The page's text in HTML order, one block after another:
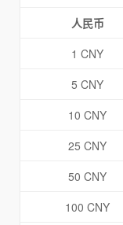
人民币
1 CNY
5 CNY
10 CNY
25 CNY
50 CNY
100 CNY